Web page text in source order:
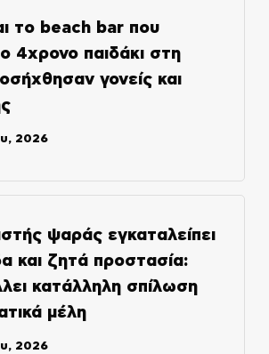
το beach bar που
4χρονο παιδάκι στη
γονείς και
2026
ψαράς εγκαταλείπει
και ζητά προστασία:
κατάλληλη σπίλωση
μέλη
2026